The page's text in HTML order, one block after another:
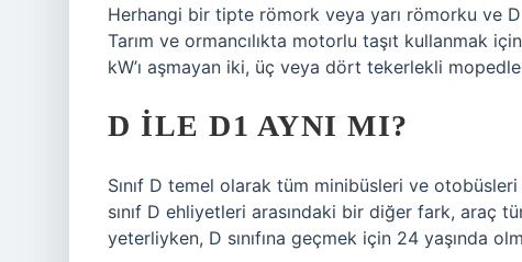
Herhangi bir tipte römork veya yarı römorku ve
Tarım ve ormancılıkta motorlu taşıt kullanmak
kW’ı aşmayan iki, üç veya dört tekerlekli
D ILE D1 AYNI MI?
Sınıf D temel olarak tüm minibüsleri ve otobüsleri
sınıf D ehliyetleri arasındaki bir diğer fark, araç
yeterliyken, D sınıfına geçmek için 24 yaşında